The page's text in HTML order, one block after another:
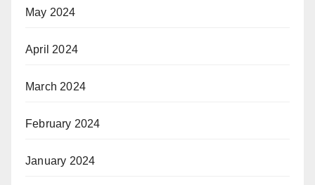
May 2024
April 2024
March 2024
February 2024
January 2024